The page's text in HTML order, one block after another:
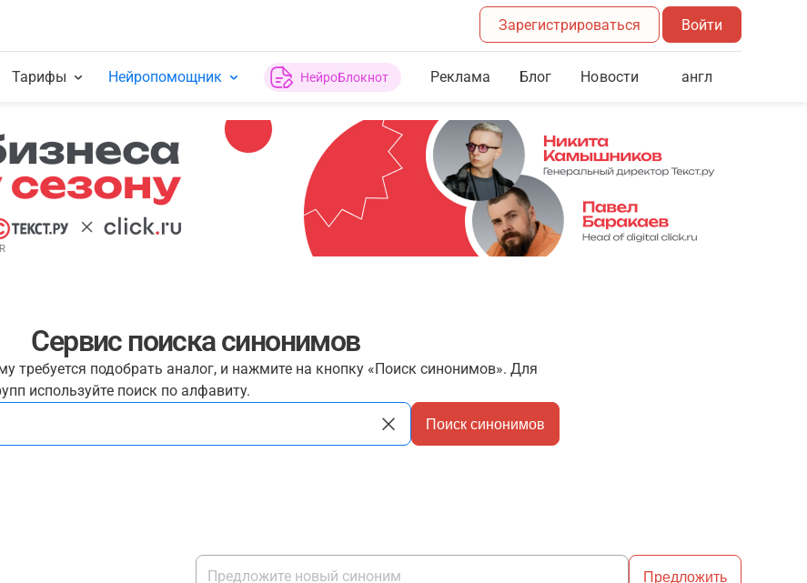
Зарегистрироваться Войти
Тарифы Нейропомощник НейроБлокнот Реклама Блог Новости англ
Сервис поиска синонимов
требуется подобрать аналог, и нажмите на кнопку «Поиск синонимов». Для
используйте поиск по алфавиту.
Поиск синонимов
Предложить